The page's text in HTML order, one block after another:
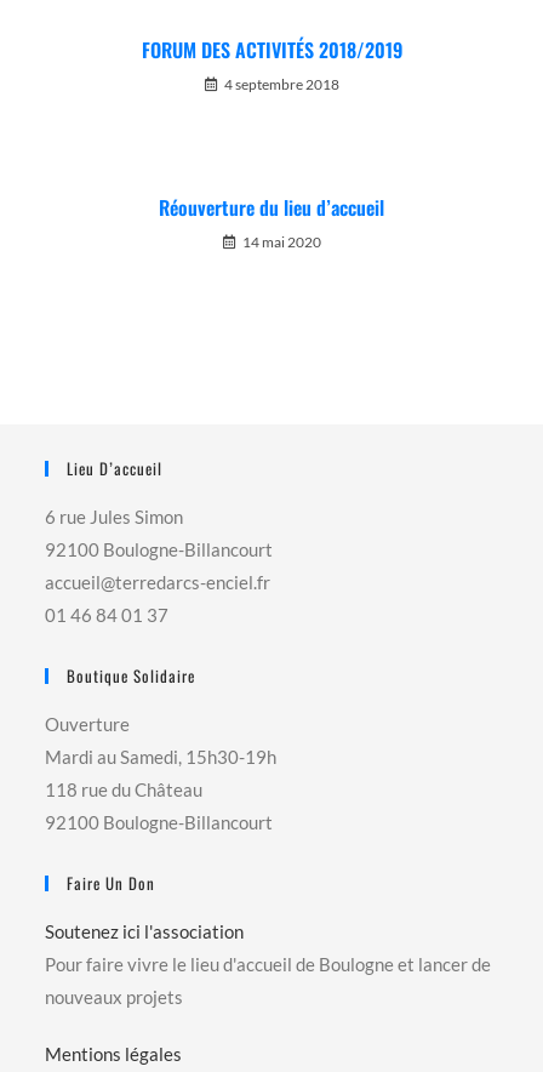
FORUM DES ACTIVITÉS 2018/2019
4 septembre 2018
Réouverture du lieu d’accueil
14 mai 2020
Lieu D’accueil
6 rue Jules Simon
92100 Boulogne-Billancourt
accueil@terredarcs-enciel.fr
01 46 84 01 37
Boutique Solidaire
Ouverture
Mardi au Samedi, 15h30-19h
118 rue du Château
92100 Boulogne-Billancourt
Faire Un Don
Soutenez ici l'association
Pour faire vivre le lieu d'accueil de Boulogne et lancer de
nouveaux projets
Mentions légales